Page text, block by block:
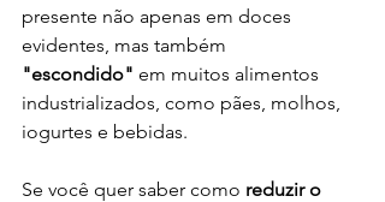
presente não apenas em doces
evidentes, mas também
"escondido" em muitos alimentos
industrializados, como pães, molhos,
iogurtes e bebidas.
Se você quer saber como reduzir o